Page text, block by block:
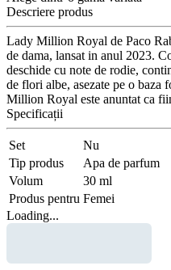
Descriere produs
Lady Million Royal de Paco
de dama, lansat in anul 2023.
deschide cu note de rodie,
de flori albe, asezate pe o baza
Million Royal este anuntat ca
Specificații
Set
Nu
Tip produs
Apa de parfum
Volum
30 ml
Produs pentru Femei
Loading...